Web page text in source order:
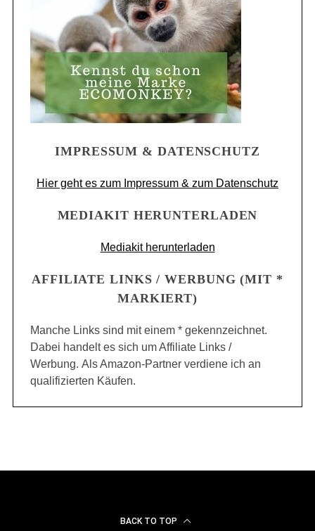
IMPRESSUM & DATENSCHUTZ
Hier geht es zum Impressum & zum Datenschutz
MEDIAKIT HERUNTERLADEN
Mediakit herunterladen
AFFILIATE LINKS / WERBUNG (MIT *
MARKIERT)
Manche Links sind mit einem * gekennzeichnet.
Dabei handelt es sich um Affiliate Links /
Werbung. Als Amazon-Partner verdiene ich an
qualifizierten Käufen.
BACK TO TOP